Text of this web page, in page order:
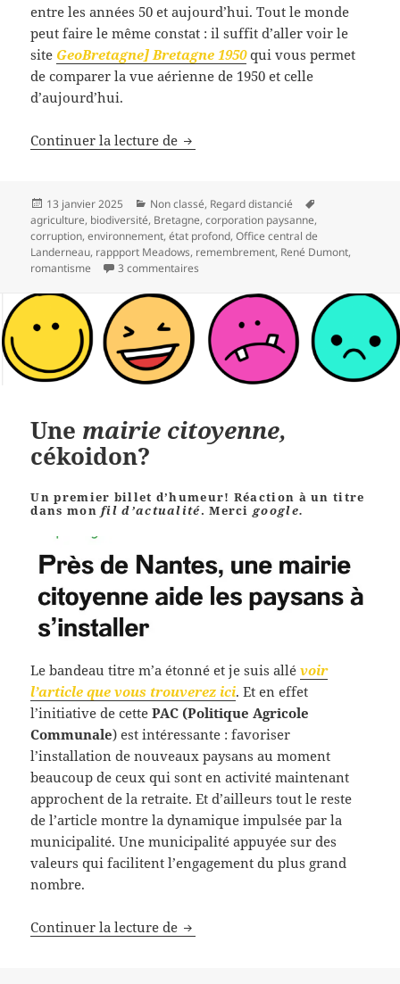
entre les années 50 et aujourd’hui. Tout le monde
peut faire le même constat : il suffit d’aller voir le
site GeoBretagne] Bretagne 1950qui vous permet
de comparer la vue aérienne de 1950 et celle
d’aujourd’hui.
Continuer la lecture de Des champs de bataille
Publié
le
13 janvier 2025 Catégories
Non classé, Regard distancié
agriculture, biodiversité, Bretagne,corporation paysanne,
corruption,environnement,état profond,Office central de
Landerneau, rappport Meadows, remembrement, René Dumont,
romantisme
3 commentaires
Une mairie citoyenne,
cékoidon?
Un premier billet d’humeur! Réaction à un titre
dans monfil d’actualité. Mercigoogle.
Le bandeau titre m’a étonné et je suis allévoir
l’article que vous trouverez ici. Et en effet
l’initiative de cettePAC (Politique Agricole
Communale) est intéressante : favoriser
l’installation de nouveaux paysans au moment
beaucoup de ceux qui sont en activité maintenant
approchent de la retraite. Et d’ailleurs tout le reste
de l’article montre la dynamique impulsée par la
municipalité. Une municipalité appuyée sur des
valeurs qui facilitent l’engagement du plus grand
nombre.
Continuer la lecture de Une